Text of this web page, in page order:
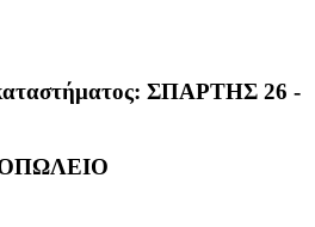
ΣΠΑΡΤΗΣ 26 -